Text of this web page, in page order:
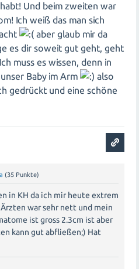
gut um dich
hörst. Wenn die
andere Symptome auftreten,
kontaktieren.
anderen Frauen zu
gemacht haben. Es
Ratschläge von
einzigartig ist
Aber indem du auf deinen
folgst und dir
du das Beste tun, um eine
Babys zu fördern.
Und beim zweiten war
Ich weiß das man sich
aber glaub mir da
es dir soweit gut geht, geht
muss es wissen, denn in
Baby im Arm
also
gedrückt und eine schöne
(35 Punkte)
in KH da ich mir heute extrem
war sehr nett und mein
ist gross 2.3cm ist aber
kann gut abfließen;) Hat